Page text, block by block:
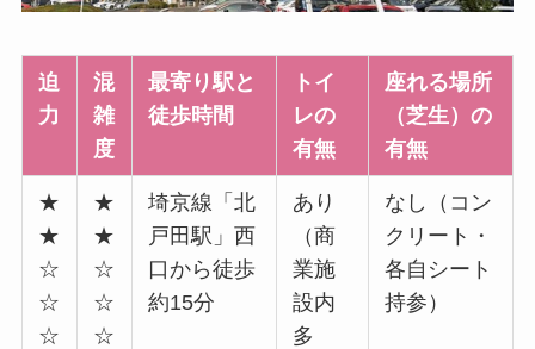
迫
力
混
雑
度
最寄り駅と
徒歩時間
トイ
レの
有無
座れる場所
（芝生）の
有無
★
★
☆
☆
☆
★
★
☆
☆
☆
埼京線「北
戸田駅」西
口から徒歩
約15分
あり
（商
業施
設内
多
なし（コン
クリート・
各自シート
持参）